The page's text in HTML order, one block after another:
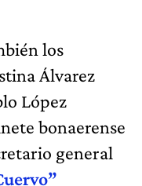
los
Álvarez
López
bonaerense
general